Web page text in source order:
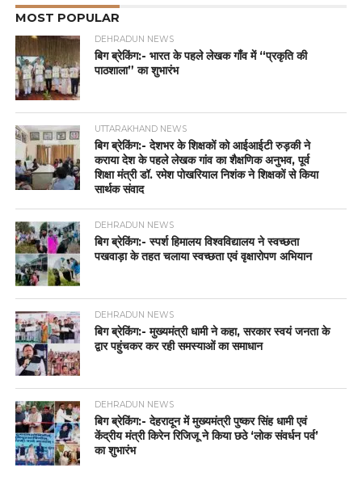
MOST POPULAR
DEHRADUN NEWS
बिग ब्रेकिंग:- भारत के पहले लेखक गाँव में “प्रकृति की
पाठशाला” का शुभारंभ
UTTARAKHAND NEWS
बिग ब्रेकिंग:- देशभर के शिक्षकों को आईआईटी रुड़की ने
कराया देश के पहले लेखक गांव का शैक्षणिक अनुभव, पूर्व
शिक्षा मंत्री डॉ. रमेश पोखरियाल निशंक ने शिक्षकों से किया
सार्थक संवाद
DEHRADUN NEWS
बिग ब्रेकिंग:- स्पर्श हिमालय विश्वविद्यालय ने स्वच्छता
पखवाड़ा के तहत चलाया स्वच्छता एवं वृक्षारोपण अभियान
DEHRADUN NEWS
बिग ब्रेकिंग:- मुख्यमंत्री धामी ने कहा, सरकार स्वयं जनता के
द्वार पहुंचकर कर रही समस्याओं का समाधान
DEHRADUN NEWS
बिग ब्रेकिंग:- देहरादून में मुख्यमंत्री पुष्कर सिंह धामी एवं
केंद्रीय मंत्री किरेन रिजिजू ने किया छठे ‘लोक संवर्धन पर्व’
का शुभारंभ